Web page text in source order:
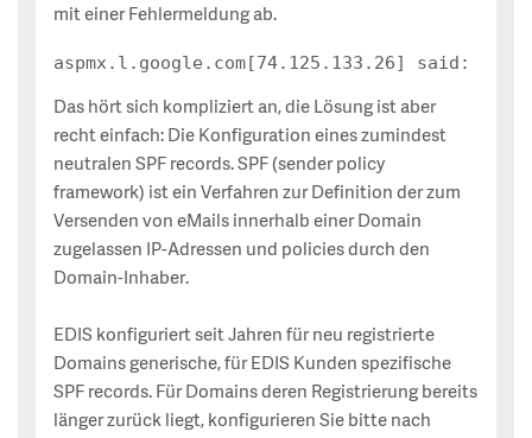
mit einer Fehlermeldung ab.
Das hört sich kompliziert an, die Lösung ist aber
recht einfach: Die Konfiguration eines zumindest
neutralen SPF records. SPF (sender policy
framework) ist ein Verfahren zur Definition der zum
Versenden von eMails innerhalb einer Domain
zugelassen IP-Adressen und policies durch den
Domain-Inhaber.
EDIS konfiguriert seit Jahren für neu registrierte
Domains generische, für EDIS Kunden spezifische
SPF records. Für Domains deren Registrierung bereits
länger zurück liegt, konfigurieren Sie bitte nach